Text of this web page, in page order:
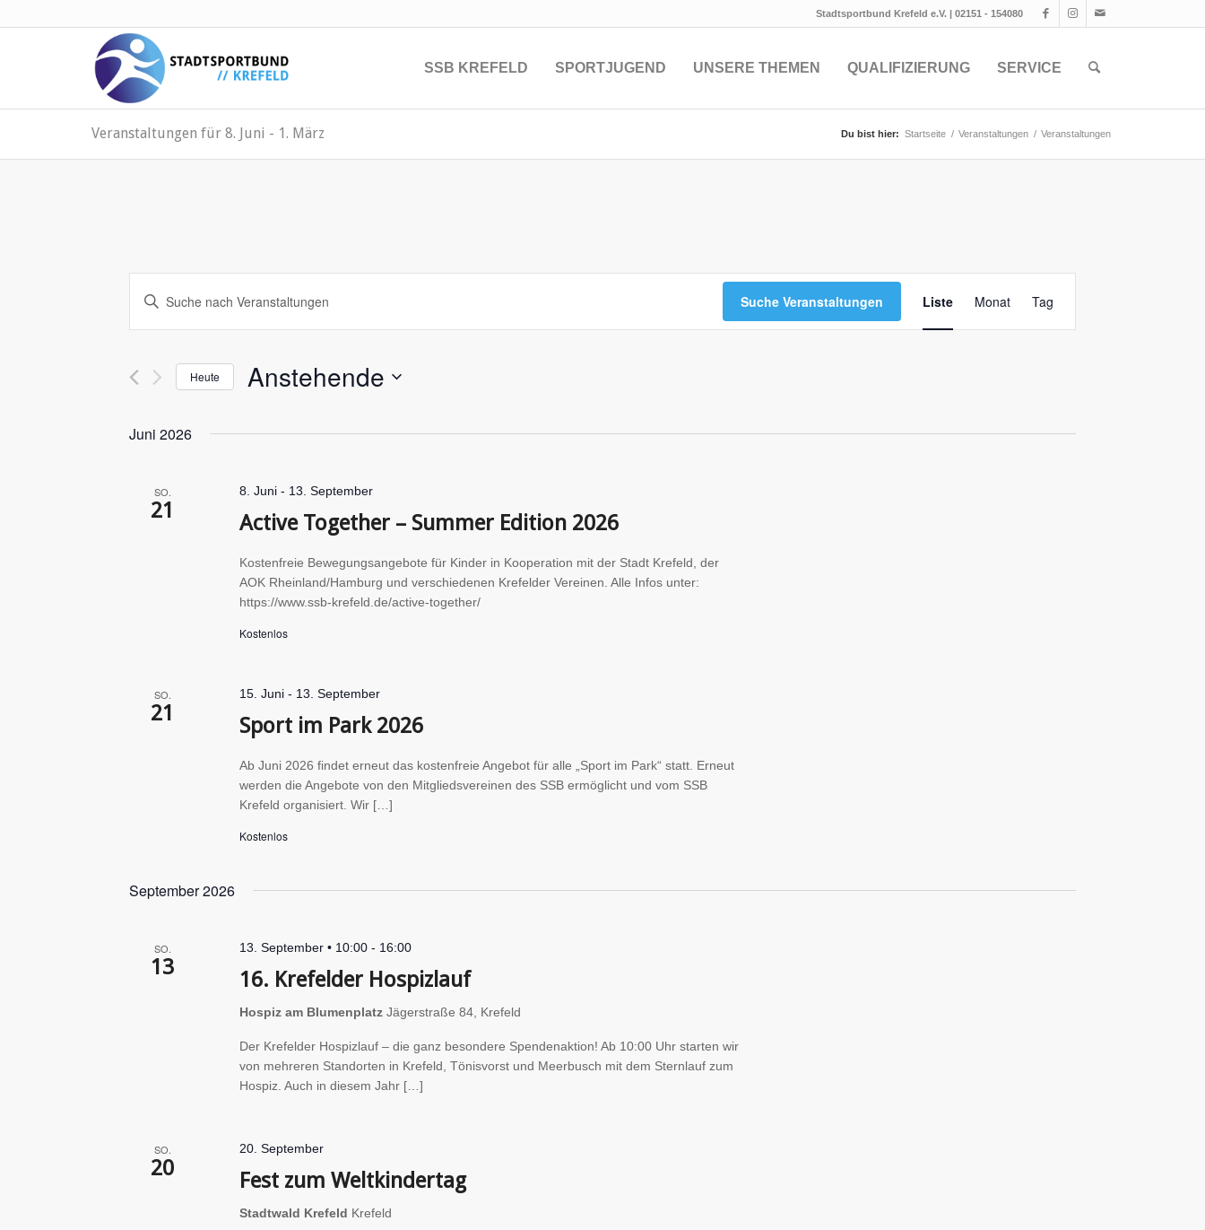
Stadtsportbund Krefeld e.V. | 02151 - 154080
SSB KREFELD SPORTJUGEND UNSERE THEMEN QUALIFIZIERUNG SERVICE
Veranstaltungen für 8. Juni - 1. März Du bist hier: Startseite / Veranstaltungen / Veranstaltungen
Suche
und
Ansichten,
Navigation
Bitte
Schlüsselwort
eingeben.
nach
Veranstaltungen
Suche Veranstaltungen
Ansichten-
Liste Monat Tag
Heute Anstehende
Juni 2026
SO.
21
8. Juni- 13. September
Active Together – Summer Edition 2026
Kostenfreie Bewegungsangebote für Kinder in Kooperation mit der Stadt Krefeld, der
AOK Rheinland/Hamburg und verschiedenen Krefelder Vereinen. Alle Infos unter:
https://www.ssb-krefeld.de/active-together/
Kostenlos
SO.
21
15. Juni- 13. September
Sport im Park 2026
Ab Juni 2026 findet erneut das kostenfreie Angebot für alle „Sport im Park“ statt. Erneut
werden die Angebote von den Mitgliedsvereinen des SSB ermöglicht und vom SSB
Krefeld organisiert. Wir […]
Kostenlos
September 2026
SO.
13
13. September • 10:00- 16:00
16. Krefelder Hospizlauf
Hospiz am Blumenplatz Jägerstraße 84, Krefeld
Der Krefelder Hospizlauf – die ganz besondere Spendenaktion! Ab 10:00 Uhr starten wir
von mehreren Standorten in Krefeld, Tönisvorst und Meerbusch mit dem Sternlauf zum
Hospiz. Auch in diesem Jahr […]
SO.
20
20. September
Fest zum Weltkindertag
Stadtwald Krefeld Krefeld